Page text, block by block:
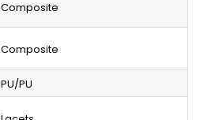
Composite
Composite
PU/PU